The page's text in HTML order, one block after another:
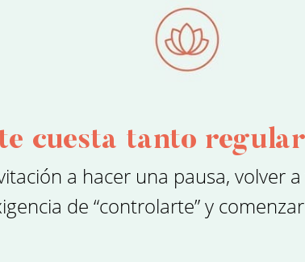
cuesta tanto
a hacer una pausa, volver
de “controlarte” y